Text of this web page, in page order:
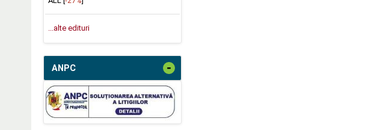
...alte edituri
ANPC -